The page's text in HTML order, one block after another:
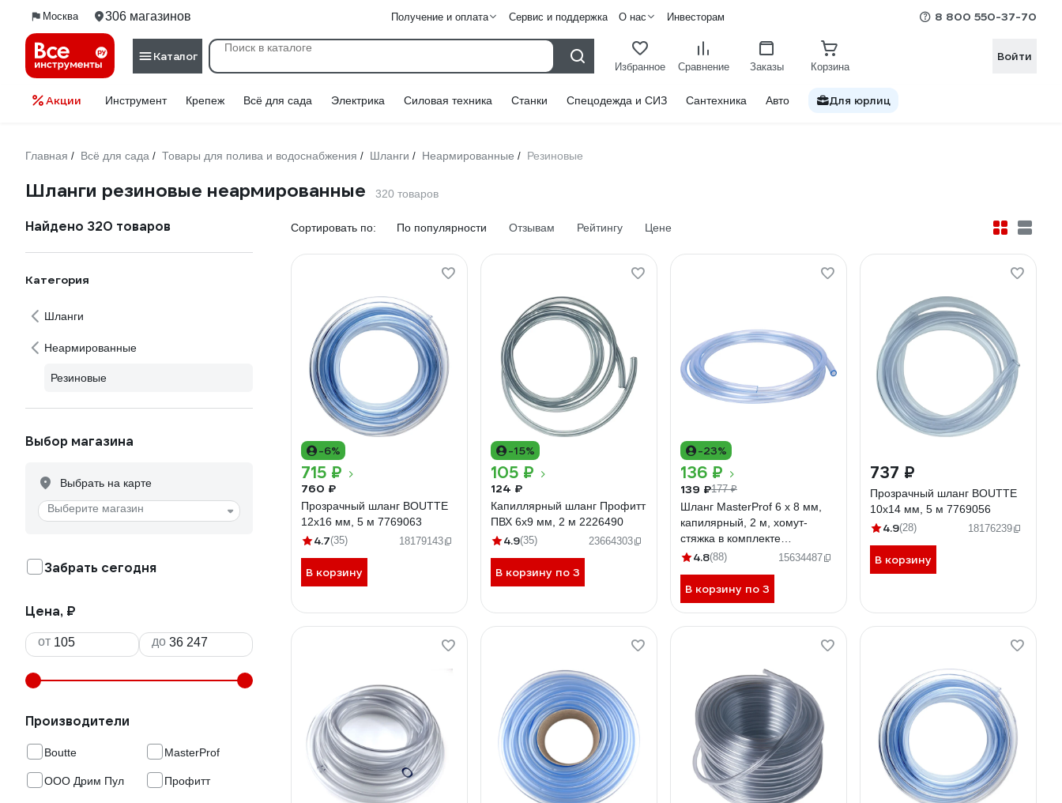
Москва 306 магазинов Получение и оплата Сервис и поддержка О нас Инвесторам 8 800 550-37-70
Каталог
Избранное Сравнение Заказы Корзина
Войти
Акции Инструмент Крепеж Всё для сада Электрика Силовая техника Станки Спецодежда и СИЗ Сантехника Авто Для юрлиц
Главная / Всё для сада / Товары для полива и водоснабжения / Шланги / Неармированные / Резиновые
Шланги резиновые неармированные 320 товаров
Найдено 320 товаров
Категория
Шланги
Неармированные
Резиновые
Выбор магазина
Выбрать на карте
Выберите магазин
Забрать сегодня
Цена, ₽
от до
Производители
Boutte MasterProf
ООО Дрим Пул Профитт
Сортировать по: По популярности Отзывам Рейтингу Цене
-6%
715 ₽
760 ₽
Прозрачный шланг BOUTTE
12х16 мм, 5 м 7769063
4.7(35) 18179143
В корзину
-15%
105 ₽
124 ₽
Капиллярный шланг Профитт
ПВХ 6x9 мм, 2 м 2226490
4.9(35) 23664303
В корзину по 3
-23%
136 ₽
139 ₽177 ₽
Шланг MasterProf 6 х 8 мм,
капилярный, 2 м, хомут-
стяжка в комплекте
ИС.100836
4.8(88) 15634487
В корзину по 3
737 ₽
Прозрачный шланг BOUTTE
10х14 мм, 5 м 7769056
4.9(28) 18176239
В корзину